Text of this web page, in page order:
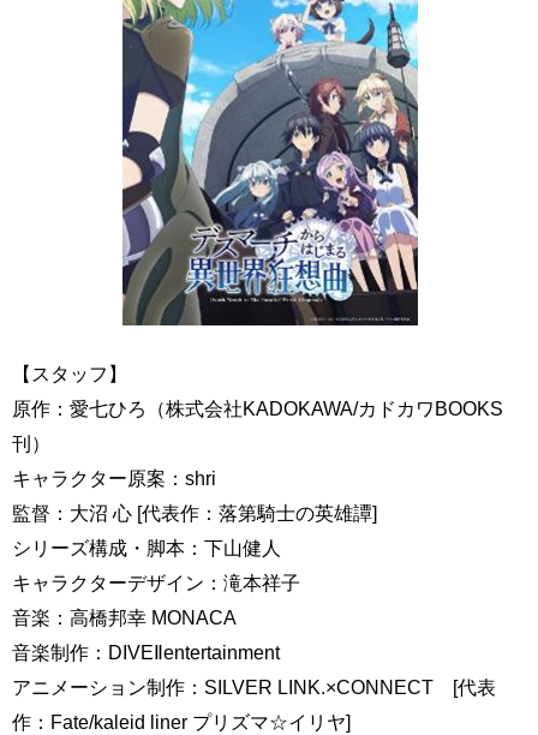
【スタッフ】
原作：愛七ひろ（株式会社KADOKAWA/カドカワBOOKS
刊）
キャラクター原案：shri
監督：大沼 心 [代表作：落第騎士の英雄譚]
シリーズ構成・脚本：下山健人
キャラクターデザイン：滝本祥子
音楽：高橋邦幸 MONACA
音楽制作：DIVEⅡentertainment
アニメーション制作：SILVER LINK.×CONNECT [代表
作：Fate/kaleid liner プリズマ☆イリヤ]